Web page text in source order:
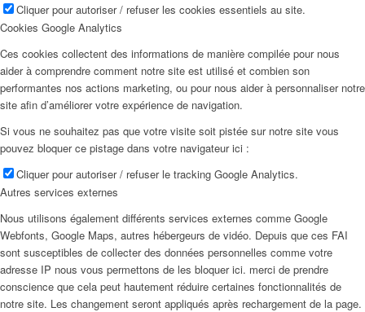
Cliquer pour autoriser / refuser les cookies essentiels au site.
Cookies Google Analytics
Ces cookies collectent des informations de manière compilée pour nous
aider à comprendre comment notre site est utilisé et combien son
performantes nos actions marketing, ou pour nous aider à personnaliser notre
site afin d’améliorer votre expérience de navigation.
Si vous ne souhaitez pas que votre visite soit pistée sur notre site vous
pouvez bloquer ce pistage dans votre navigateur ici :
Cliquer pour autoriser / refuser le tracking Google Analytics.
Autres services externes
Nous utilisons également différents services externes comme Google
Webfonts, Google Maps, autres hébergeurs de vidéo. Depuis que ces FAI
sont susceptibles de collecter des données personnelles comme votre
adresse IP nous vous permettons de les bloquer ici. merci de prendre
conscience que cela peut hautement réduire certaines fonctionnalités de
notre site. Les changement seront appliqués après rechargement de la page.